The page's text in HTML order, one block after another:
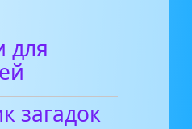
для
загадок